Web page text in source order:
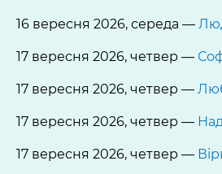
16 вересня 2026, середа —
17 вересня 2026, четвер —
17 вересня 2026, четвер —
17 вересня 2026, четвер —
17 вересня 2026, четвер —